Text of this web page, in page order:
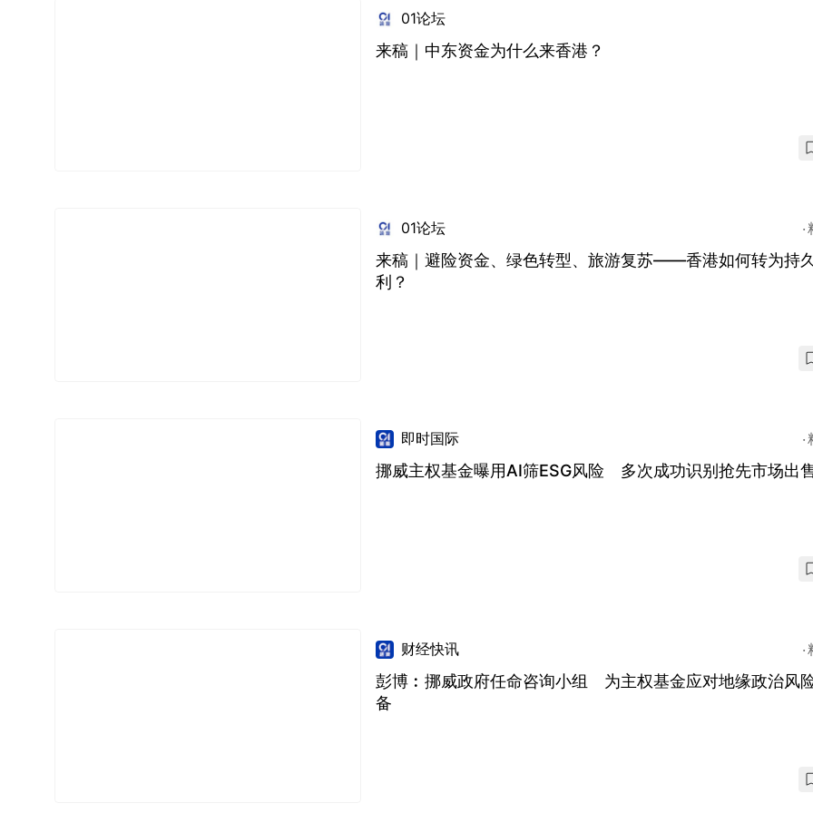
01论坛
来稿｜中东资金为什么来香港？
01论坛
来稿｜避险资金、绿色转型、旅游复苏——香港如何转为持
利？
即时国际
挪威主权基金曝用AI筛ESG风险 多次成功识别抢先市场出
财经快讯
彭博︰挪威政府任命咨询小组 为主权基金应对地缘政治风
备